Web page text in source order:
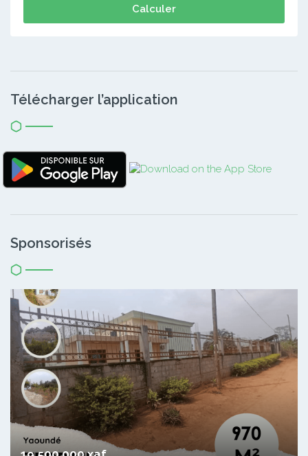
Calculer
Télécharger l’application
Sponsorisés